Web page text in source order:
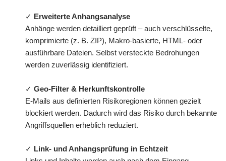
✓
Erweiterte Anhangsanalyse
Anhänge werden detailliert geprüft – auch verschlüsselte,
komprimierte (z. B. ZIP), Makro-basierte, HTML- oder
ausführbare Dateien. Selbst versteckte Bedrohungen
werden zuverlässig identifiziert.
✓ Geo-Filter & Herkunftskontrolle
E-Mails aus definierten Risikoregionen können gezielt
blockiert werden. Dadurch wird das Risiko durch bekannte
Angriffsquellen erheblich reduziert.
✓
Link- und Anhangsprüfung in Echtzeit